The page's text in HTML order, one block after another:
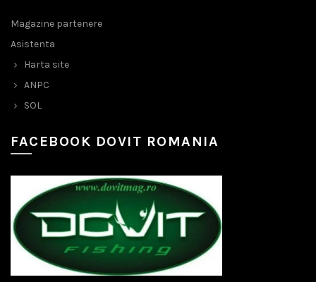
Magazine partenere
Asistenta
Harta site
ANPC
SOL
FACEBOOK DOVIT ROMANIA